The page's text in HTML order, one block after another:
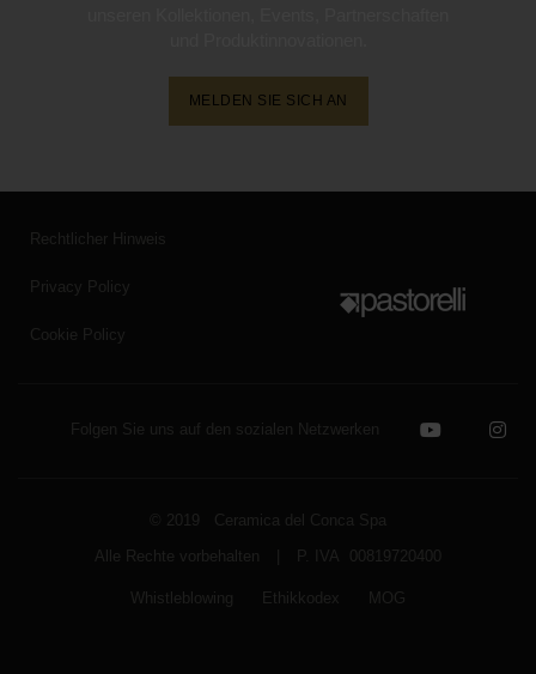
MELDEN SIE SICH AN
Rechtlicher Hinweis
Privacy Policy
Cookie Policy
Folgen Sie uns auf den sozialen Netzwerken
© 2019 Ceramica del Conca Spa
Alle Rechte vorbehalten
P. IVA 00819720400
Whistleblowing Ethikkodex MOG